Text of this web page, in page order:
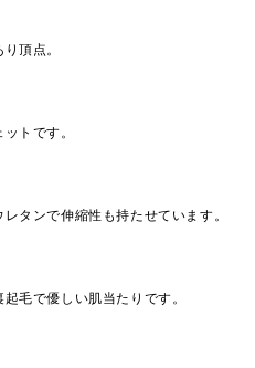
頂点。
トです。
タンで伸縮性も持たせています。
毛で優しい肌当たりです。